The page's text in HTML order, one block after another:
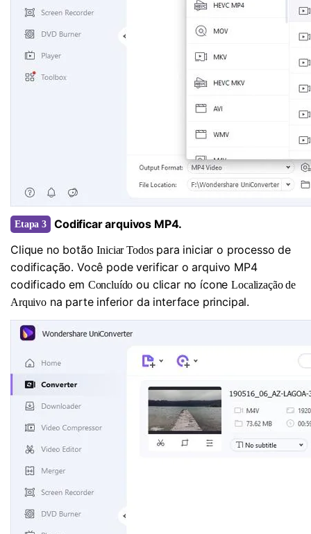
Etapa 3
Codificar arquivos MP4.
Clique no botãoIniciar Todospara iniciar o processo de
codificação. Você pode verificar o arquivo MP4
codificado em Concluído ou clicar no íconeLocalização de
Arquivona parte inferior da interface principal.